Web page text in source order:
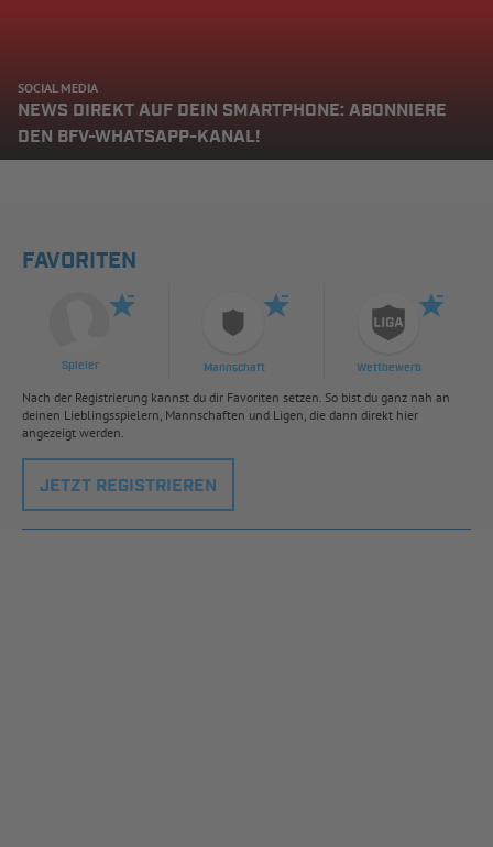
SOCIAL MEDIA
NEWS DIREKT AUF DEIN SMARTPHONE: ABONNIERE
DEN BFV-WHATSAPP-KANAL!
FAVORITEN
Spieler Mannschaft Wettbewerb
Nach der Registrierung kannst du dir Favoriten setzen. So bist du ganz nah an
deinen Lieblingsspielern, Mannschaften und Ligen, die dann direkt hier
angezeigt werden.
JETZT REGISTRIEREN